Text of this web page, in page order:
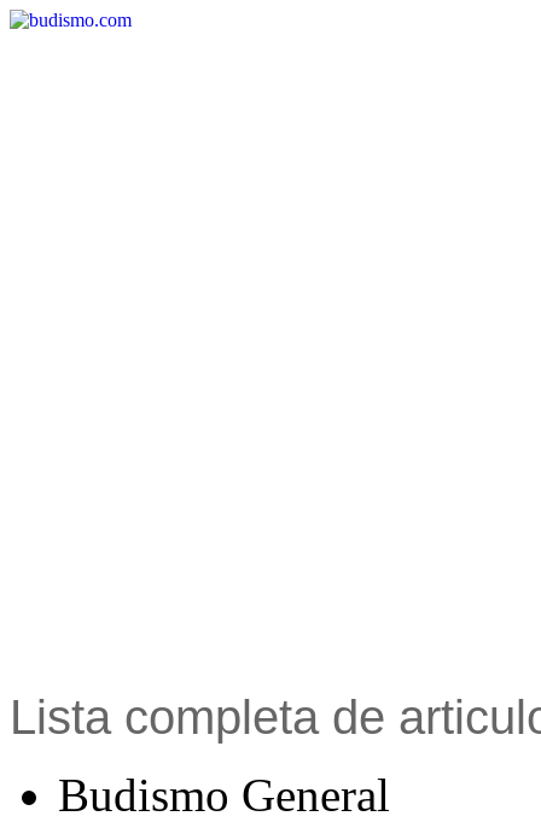
Lista completa de
Budismo General